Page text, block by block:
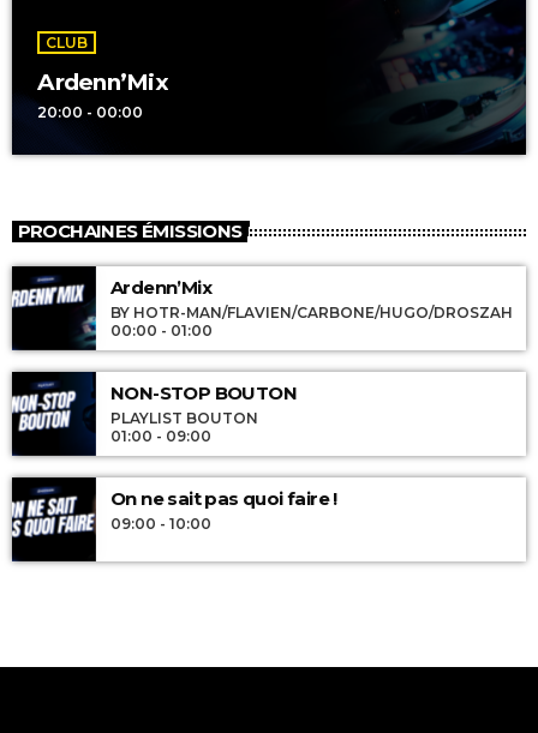
CLUB
Ardenn’Mix
20:00 - 00:00
PROCHAINES ÉMISSIONS
Ardenn’Mix
BY HOTR-MAN/FLAVIEN/CARBONE/HUGO/DROSZAH
00:00 - 01:00
NON-STOP BOUTON
PLAYLIST BOUTON
01:00 - 09:00
On ne sait pas quoi faire !
09:00 - 10:00